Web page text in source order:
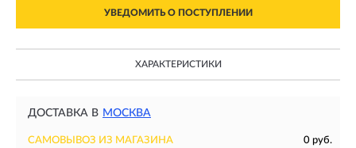
УВЕДОМИТЬ О ПОСТУПЛЕНИИ
ХАРАКТЕРИСТИКИ
ДОСТАВКА В МОСКВА
САМОВЫВОЗ ИЗ МАГАЗИНА
0 руб.